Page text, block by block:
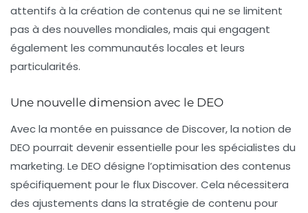
attentifs à la création de contenus qui ne se limitent
pas à des nouvelles mondiales, mais qui engagent
également les communautés locales et leurs
particularités.
Une nouvelle dimension avec le DEO
Avec la montée en puissance de Discover, la notion de
DEO pourrait devenir essentielle pour les spécialistes du
marketing. Le DEO désigne l’optimisation des contenus
spécifiquement pour le flux Discover. Cela nécessitera
des ajustements dans la stratégie de contenu pour